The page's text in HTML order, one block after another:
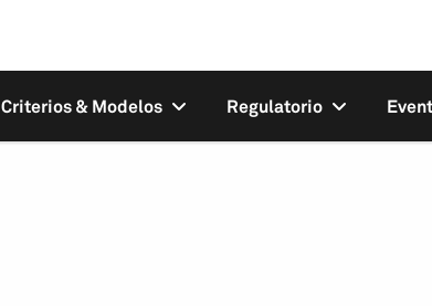
Criterios & Modelos Regulatorio